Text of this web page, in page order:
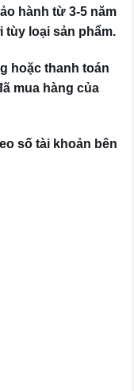
hành từ 3-5 năm
tùy loại sản phẩm.
hoặc thanh toán
mua hàng của
số tài khoản bên